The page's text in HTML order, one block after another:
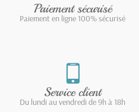
Paiement sécurisé
Paiement en ligne 100% sécurisé
Service client
Du lundi au vendredi de 9h à 18h